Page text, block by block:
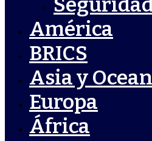
América
BRICS
Asia y
Europa
África